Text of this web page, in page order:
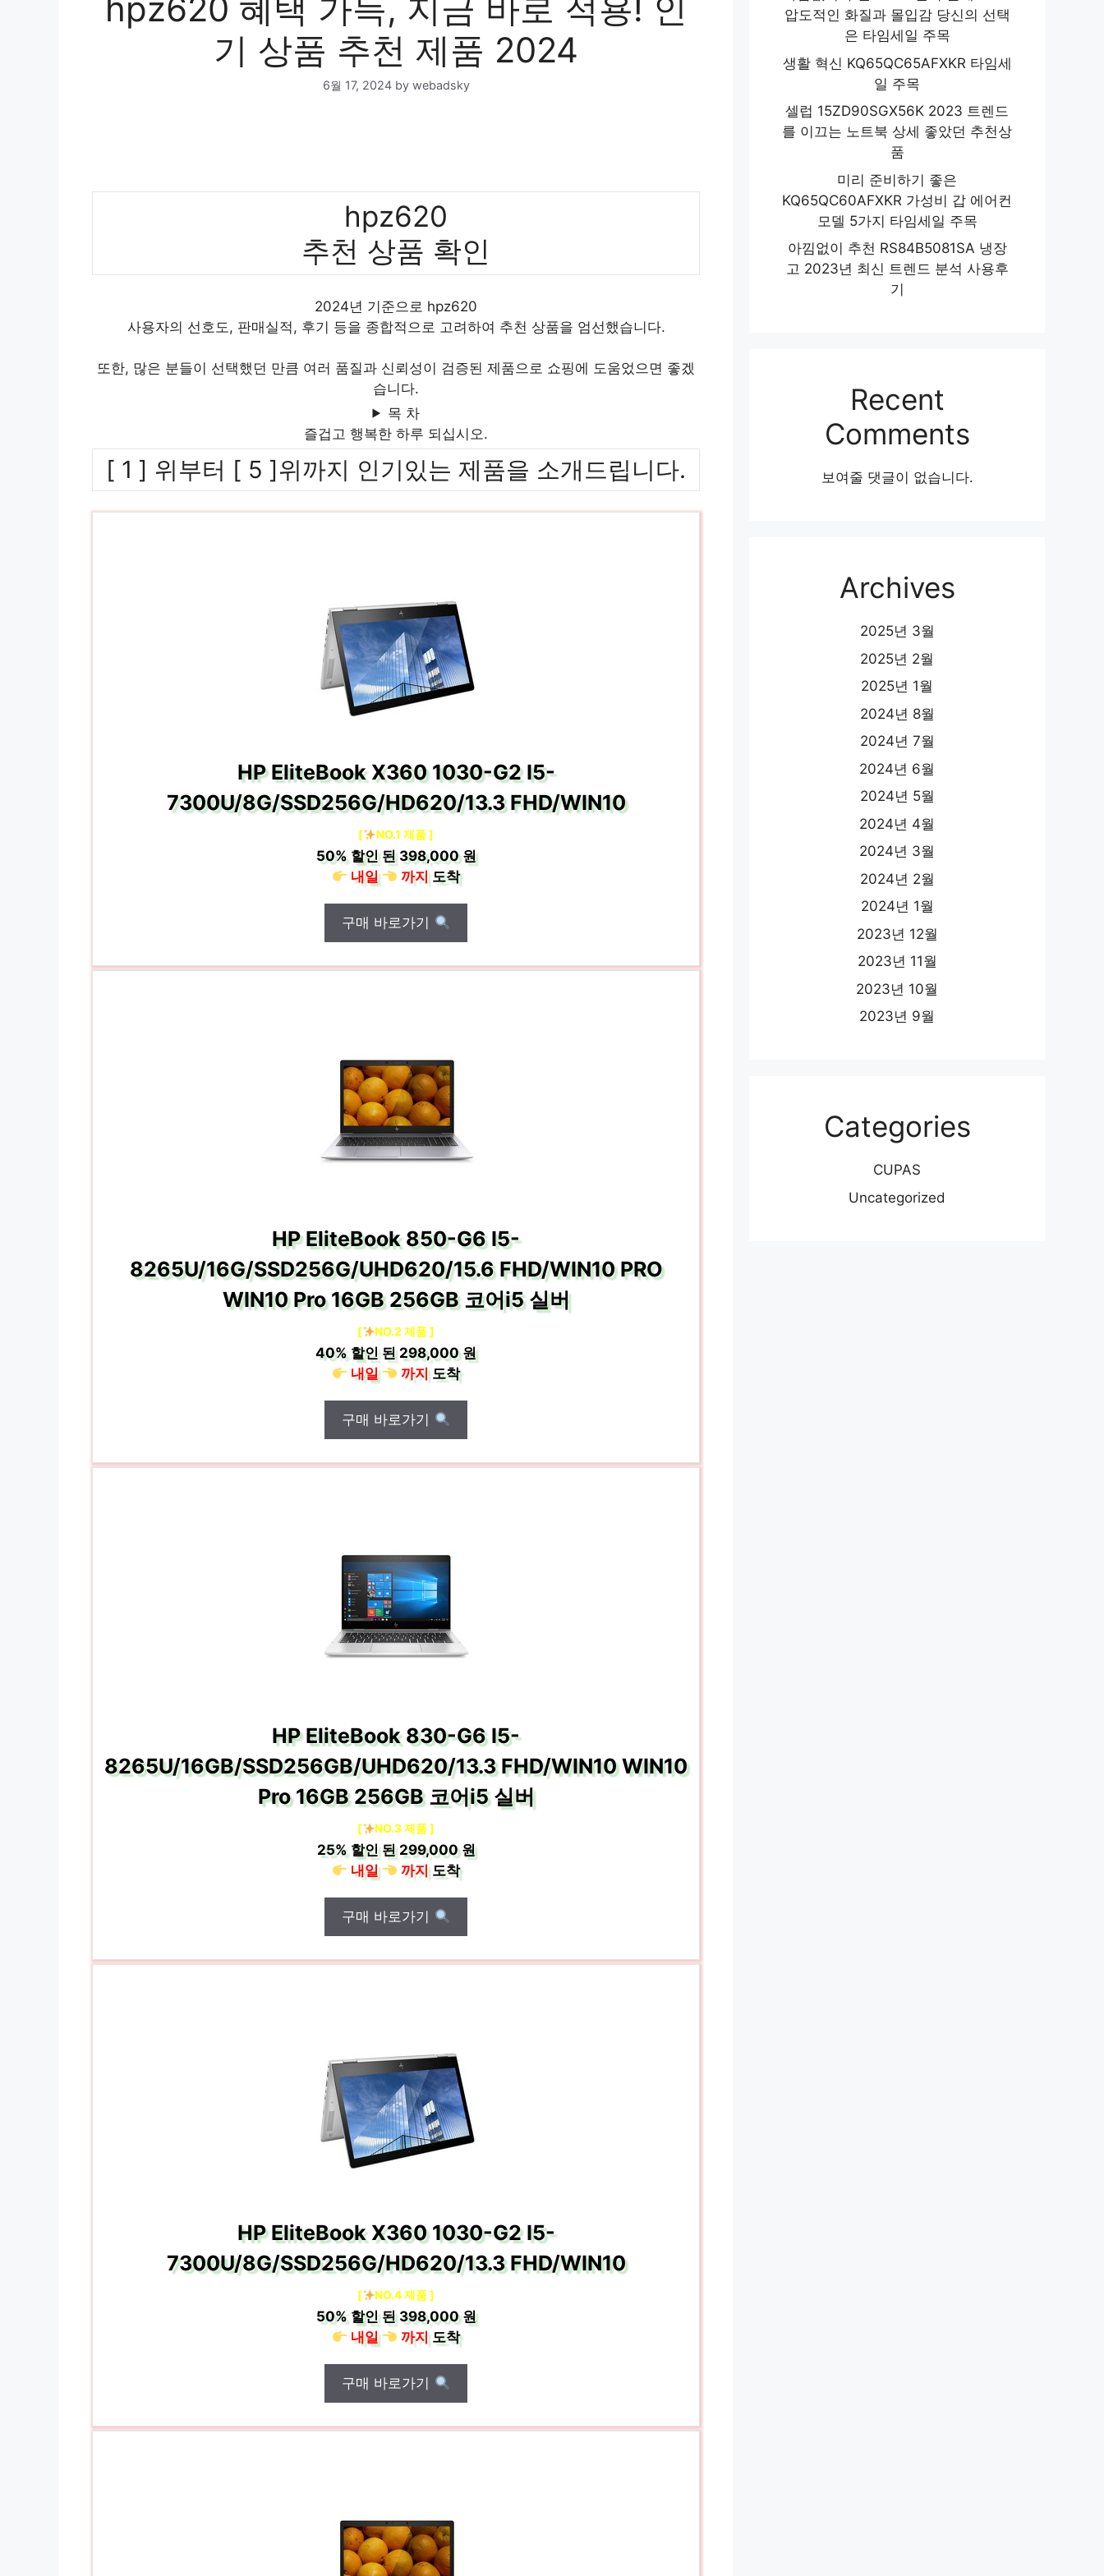
hpz620 혜택 가득, 지금 바로 적용! 인
기 상품 추천 제품 2024
6월 17, 2024 by webadsky
hpz620
추천 상품 확인
2024년 기준으로 hpz620
사용자의 선호도, 판매실적, 후기 등을 종합적으로 고려하여 추천 상품을 엄선했습니다.
또한, 많은 분들이 선택했던 만큼 여러 품질과 신뢰성이 검증된 제품으로 쇼핑에 도움었으면 좋겠
습니다.
목 차
즐겁고 행복한 하루 되십시오.
[ 1 ] 위부터 [ 5 ]위까지 인기있는 제품을 소개드립니다.
HP EliteBook X360 1030-G2 I5-
7300U/8G/SSD256G/HD620/13.3 FHD/WIN10
[ NO.1 제품 ]
50%할인 된398,000 원
내일
까지도착
구매 바로가기
HP EliteBook 850-G6 I5-
8265U/16G/SSD256G/UHD620/15.6 FHD/WIN10 PRO
WIN10 Pro 16GB 256GB 코어i5 실버
[ NO.2 제품 ]
40%할인 된298,000 원
내일
까지도착
구매 바로가기
HP EliteBook 830-G6 I5-
8265U/16GB/SSD256GB/UHD620/13.3 FHD/WIN10 WIN10
Pro 16GB 256GB 코어i5 실버
[ NO.3 제품 ]
25%할인 된299,000 원
내일
까지도착
구매 바로가기
HP EliteBook X360 1030-G2 I5-
7300U/8G/SSD256G/HD620/13.3 FHD/WIN10
[ NO.4 제품 ]
50%할인 된398,000 원
내일
까지도착
구매 바로가기
압도적인 화질과 몰입감 당신의 선택
은 타임세일 주목
생활 혁신 KQ65QC65AFXKR 타임세
일 주목
셀럽 15ZD90SGX56K 2023 트렌드
를 이끄는 노트북 상세 좋았던 추천상
품
미리 준비하기 좋은
KQ65QC60AFXKR 가성비 갑 에어컨
모델 5가지 타임세일 주목
아낌없이 추천 RS84B5081SA 냉장
고 2023년 최신 트렌드 분석 사용후
기
Recent
Comments
보여줄 댓글이 없습니다.
Archives
2025년 3월
2025년 2월
2025년 1월
2024년 8월
2024년 7월
2024년 6월
2024년 5월
2024년 4월
2024년 3월
2024년 2월
2024년 1월
2023년 12월
2023년 11월
2023년 10월
2023년 9월
Categories
CUPAS
Uncategorized